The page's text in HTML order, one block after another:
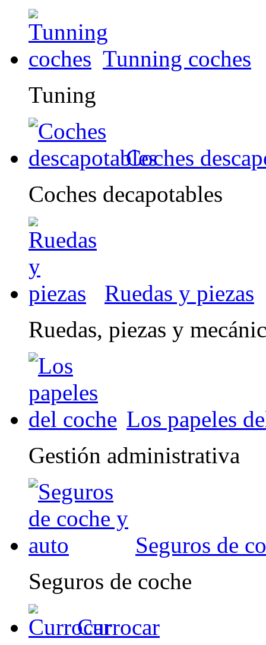
Tunning coches
Tuning
Coches
Coches decapotables
Ruedas y piezas
Ruedas, piezas y
Los papeles
Gestión administrativa
Seguros de
Seguros de coche
Currocar